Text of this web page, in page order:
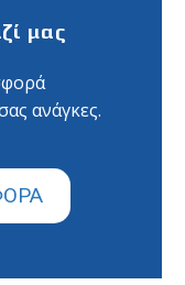
μας
ανάγκες.